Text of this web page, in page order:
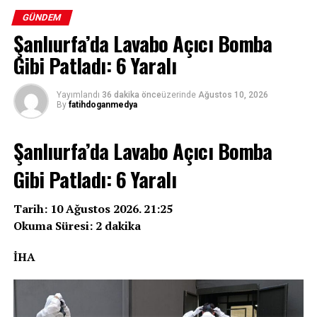
GÜNDEM
Şanlıurfa’da Lavabo Açıcı Bomba
Gibi Patladı: 6 Yaralı
Yayımlandı 36 dakika önceüzerinde Ağustos 10, 2026
By fatihdoganmedya
Şanlıurfa’da Lavabo Açıcı Bomba
Gibi Patladı: 6 Yaralı
Tarih: 10 Ağustos 2026. 21:25
Okuma Süresi: 2 dakika
İHA